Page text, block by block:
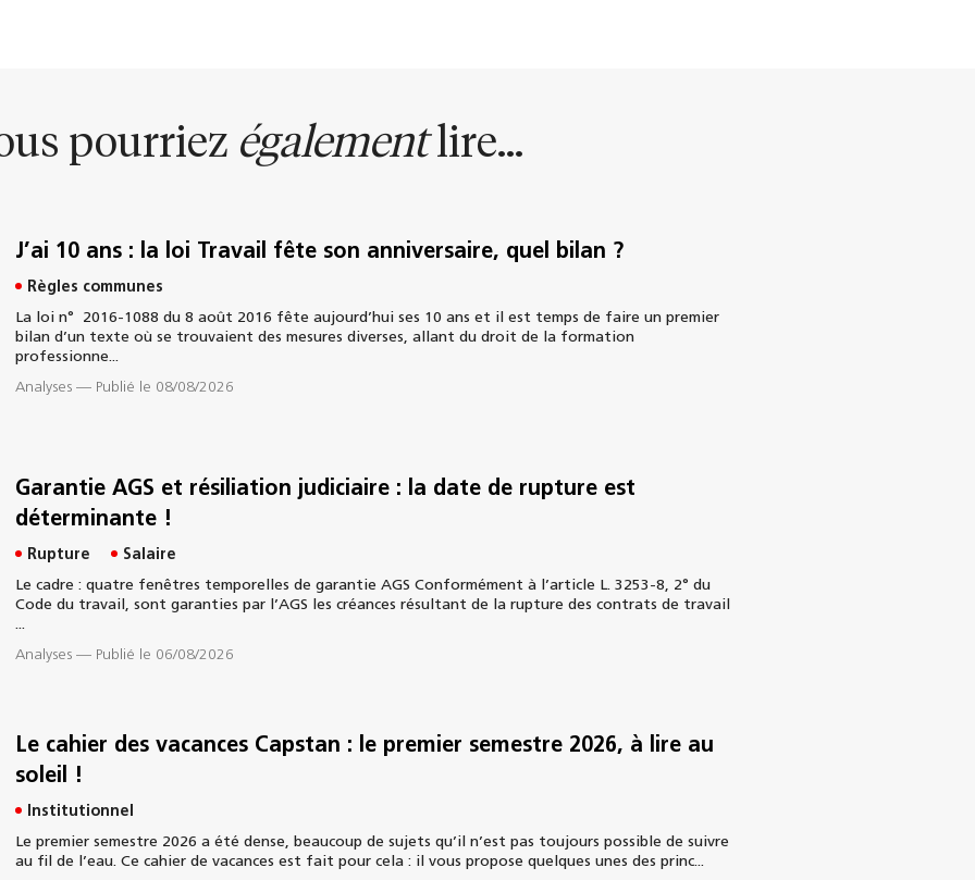
pourriez égalementlire...
J’ai 10 ans : la loi Travail fête son anniversaire, quel bilan ?
Règles communes
La loi n° 2016-1088 du 8 août 2016 fête aujourd’hui ses 10 ans et il est temps de faire un premier
bilan d’un texte où se trouvaient des mesures diverses, allant du droit de la formation
professionne...
Analyses — Publié le 08/08/2026
Garantie AGS et résiliation judiciaire : la date de rupture est
déterminante !
Rupture
Salaire
Le cadre : quatre fenêtres temporelles de garantie AGS Conformément à l’article L. 3253-8, 2° du
Code du travail, sont garanties par l’AGS les créances résultant de la rupture des contrats de travail
...
Analyses — Publié le 06/08/2026
Le cahier des vacances Capstan : le premier semestre 2026, à lire au
soleil !
Institutionnel
Le premier semestre 2026 a été dense, beaucoup de sujets qu’il n’est pas toujours possible de suivre
au fil de l’eau. Ce cahier de vacances est fait pour cela : il vous propose quelques unes des princ...